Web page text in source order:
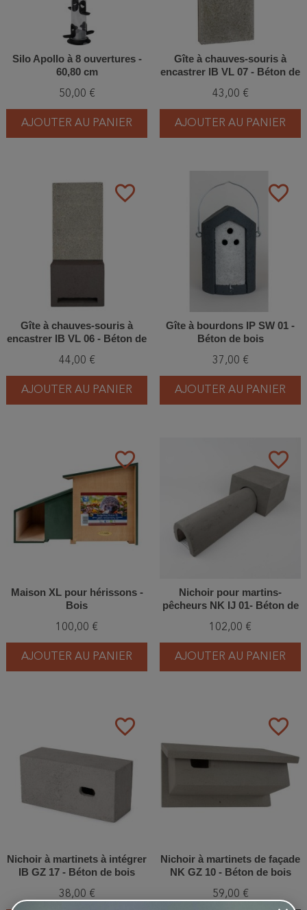
Silo Apollo à 8 ouvertures -
60,80 cm
50,00 €
AJOUTER AU PANIER
Gîte à chauves-souris à
encastrer IB VL 07 - Béton de
43,00 €
AJOUTER AU PANIER
favorite_border
Gîte à chauves-souris à
encastrer IB VL 06 - Béton de
44,00 €
AJOUTER AU PANIER
favorite_border
Gîte à bourdons IP SW 01 -
Béton de bois
37,00 €
AJOUTER AU PANIER
favorite_border
Maison XL pour hérissons -
Bois
100,00 €
AJOUTER AU PANIER
favorite_border
Nichoir pour martins-
pêcheurs NK IJ 01- Béton de
102,00 €
AJOUTER AU PANIER
favorite_border
Nichoir à martinets à intégrer
IB GZ 17 - Béton de bois
38,00 €
favorite_border
Nichoir à martinets de façade
NK GZ 10 - Béton de bois
59,00 €